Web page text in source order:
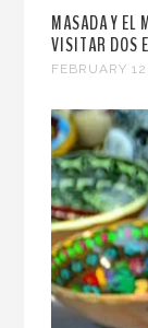
MASADA Y EL
VISITAR DOS
FEBRUARY